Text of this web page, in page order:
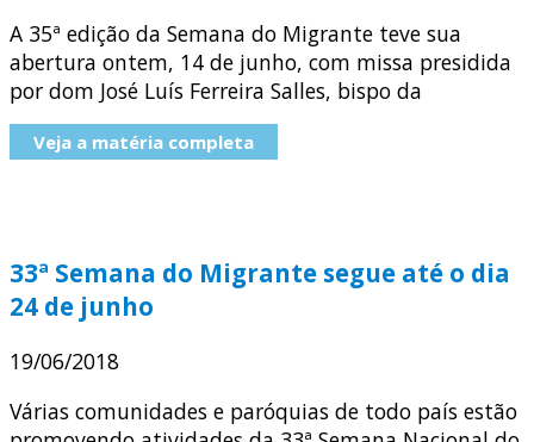
A 35ª edição da Semana do Migrante teve sua
abertura ontem, 14 de junho, com missa presidida
por dom José Luís Ferreira Salles, bispo da
Veja a matéria completa
33ª Semana do Migrante segue até o dia
24 de junho
19/06/2018
Várias comunidades e paróquias de todo país estão